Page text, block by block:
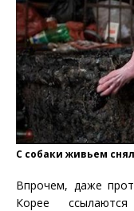
С собаки живьем
Впрочем, даже
Корее